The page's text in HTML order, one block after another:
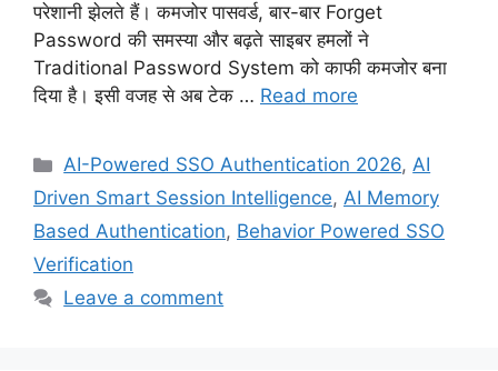
परेशानी झेलते हैं। कमजोर पासवर्ड, बार-बार Forget
Password की समस्या और बढ़ते साइबर हमलों ने
Traditional Password System को काफी कमजोर बना
दिया है। इसी वजह से अब टेक … Read more
Categories
AI-Powered SSO Authentication 2026,AI
Driven Smart Session Intelligence, AI Memory
Based Authentication, Behavior Powered SSO
Verification
Leave a comment